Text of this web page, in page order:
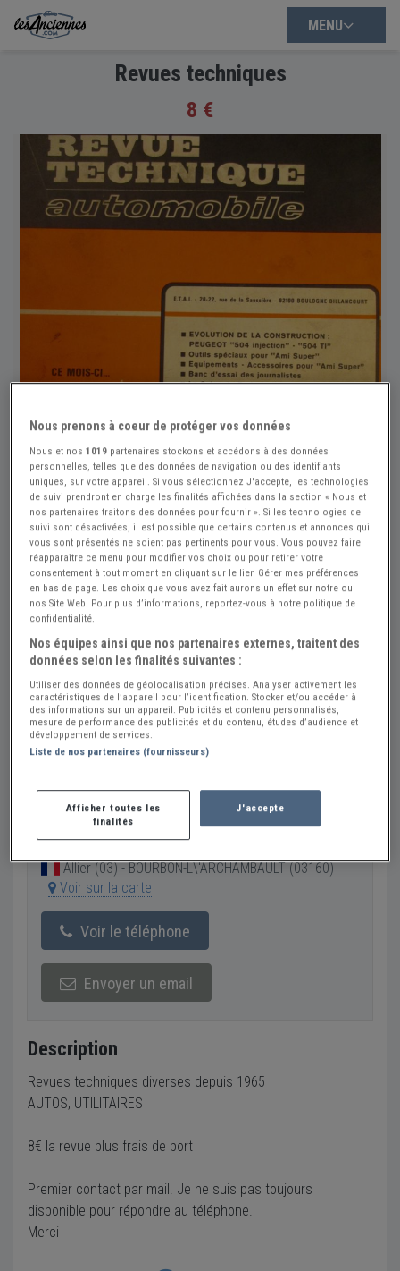
MENU
Revues techniques
8 €
+4
Réf : A385781 Actualisée le : 02/08/2026
Revues techniques
8 €
Vendeur Particulier
Allier (03) - BOURBON-L\'ARCHAMBAULT (03160)
Voir sur la carte
Voir le téléphone
Envoyer un email
Description
Revues techniques diverses depuis 1965
AUTOS, UTILITAIRES
8€ la revue plus frais de port
Premier contact par mail. Je ne suis pas toujours
disponible pour répondre au téléphone.
Merci
Nous prenons à coeur de protéger vos données
Nous et nos1019 partenaires stockons et accédons à des données
personnelles, telles que des données de navigation ou des identifiants
uniques, sur votre appareil. Si vous sélectionnez J'accepte, les technologies
de suivi prendront en charge les finalités affichées dans la section « Nous et
nos partenaires traitons des données pour fournir ». Si les technologies de
suivi sont désactivées, il est possible que certains contenus et annonces qui
vous sont présentés ne soient pas pertinents pour vous. Vous pouvez faire
réapparaître ce menu pour modifier vos choix ou pour retirer votre
consentement à tout moment en cliquant sur le lien Gérer mes préférences
en bas de page. Les choix que vous avez fait aurons un effet sur notre ou
nos Site Web. Pour plus d’informations, reportez-vous à notre politique de
confidentialité.
Nos équipes ainsi que nos partenaires externes, traitent des
données selon les finalités suivantes :
Utiliser des données de géolocalisation précises. Analyser activement les
caractéristiques de l’appareil pour l’identification. Stocker et/ou accéder à
des informations sur un appareil. Publicités et contenu personnalisés,
mesure de performance des publicités et du contenu, études d’audience et
développement de services.
Liste de nos partenaires (fournisseurs)
Afficher toutes les
finalités
J'accepte